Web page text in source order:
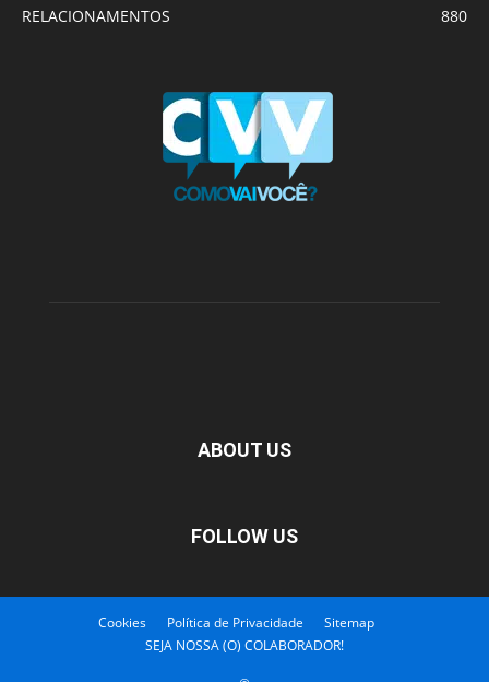
RELACIONAMENTOS
880
ABOUT US
FOLLOW US
Cookies Política de Privacidade
Sitemap
SEJA NOSSA (O) COLABORADOR!